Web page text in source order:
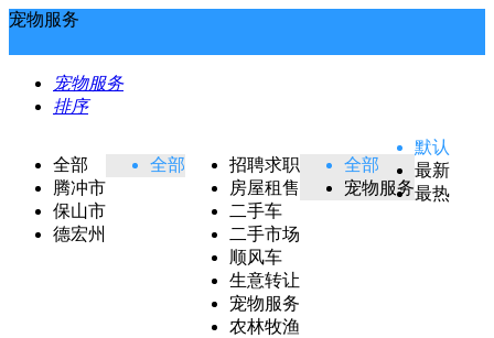
宠物服务
宠物服务
排序
全部
腾冲市
保山市
德宏州
全部
招聘求职
房屋租售
二手车
二手市场
顺风车
生意转让
宠物服务
农林牧渔
全部
宠物服务
默认
最新
最热